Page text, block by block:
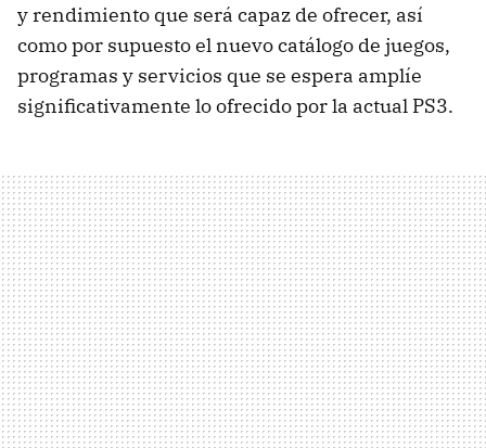
y rendimiento que será capaz de ofrecer, así
como por supuesto el nuevo catálogo de juegos,
programas y servicios que se espera amplíe
significativamente lo ofrecido por la actual PS3.